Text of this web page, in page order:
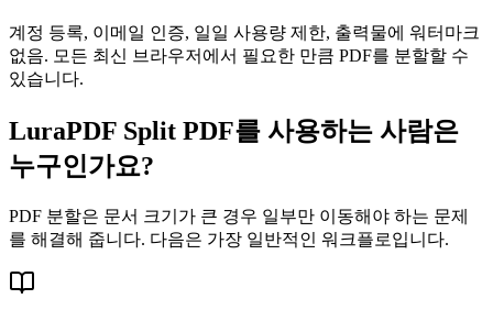
계정 등록, 이메일 인증, 일일 사용량 제한, 출력물에 워터마크
없음. 모든 최신 브라우저에서 필요한 만큼 PDF를 분할할 수
있습니다.
LuraPDF Split PDF를 사용하는 사람은
누구인가요?
PDF 분할은 문서 크기가 큰 경우 일부만 이동해야 하는 문제
를 해결해 줍니다. 다음은 가장 일반적인 워크플로입니다.